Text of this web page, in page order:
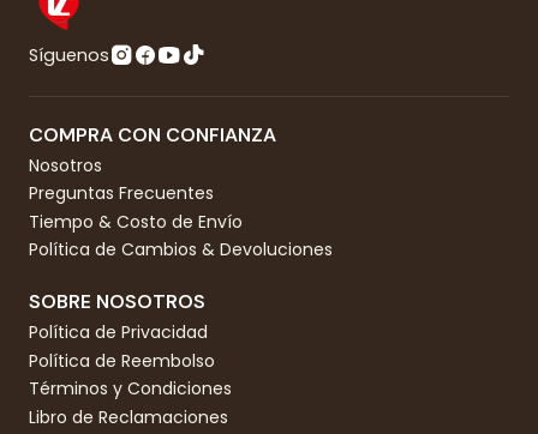
Síguenos
COMPRA CON CONFIANZA
Nosotros
Preguntas Frecuentes
Tiempo & Costo de Envío
Política de Cambios & Devoluciones
SOBRE NOSOTROS
Política de Privacidad
Política de Reembolso
Términos y Condiciones
Libro de Reclamaciones